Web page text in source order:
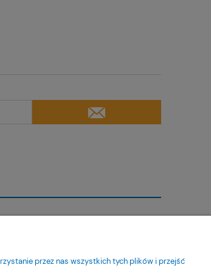
kontaprzez nas wszystkich tych plików i przejść